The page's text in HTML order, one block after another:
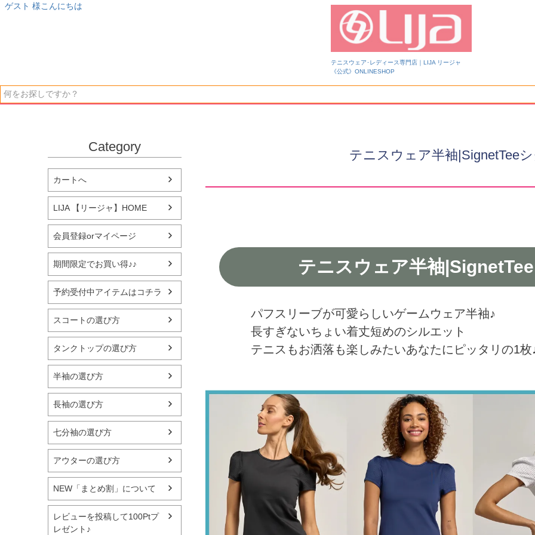
テニスウェア･レディース専門店｜LIJA リージャ
《公式》ONLINESHOP
ゲスト 様こんにちは
Category
カートへ
LIJA 【リージャ】HOME
会員登録orマイページ
期間限定でお買い得♪♪
予約受付中アイテムはコチラ
スコートの選び方
タンクトップの選び方
半袖の選び方
長袖の選び方
七分袖の選び方
アウターの選び方
NEW「まとめ割」について
レビューを投稿して100Ptプ
レゼント♪
テニスウェア半袖|SignetTee
テニスウェア半袖
パフスリーブが可愛らしいゲームウェア半袖♪
長すぎないちょい着丈短めのシルエット
テニスもお洒落も楽しみたいあなたにピッタリの1枚